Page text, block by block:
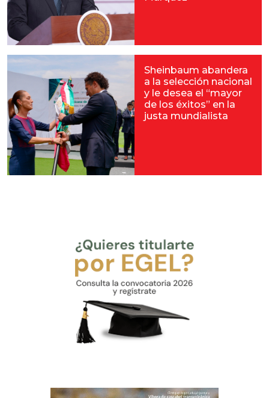
Sheinbaum abandera
a la selección nacional
y le desea el “mayor
de los éxitos” en la
justa mundialista